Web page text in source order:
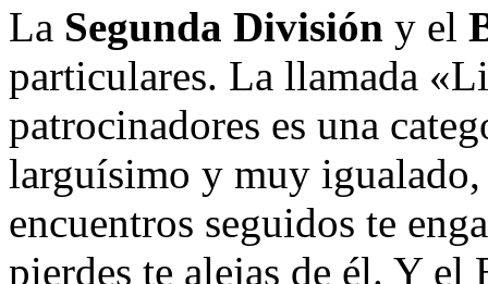
La Segunda División y el
particulares. La llamada
patrocinadores es una
larguísimo y muy igualado,
encuentros seguidos te
pierdes te alejas de él. Y el